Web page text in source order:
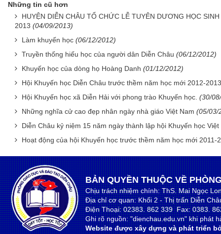
Những tin cũ hơn
HUYỆN DIỄN CHÂU TỔ CHỨC LỄ TUYÊN DƯƠNG HỌC
2013 (04/09/2013)
Làm khuyến học (06/12/2012)
Truyền thống hiếu học của người dân Diễn Châu (06/12/2012)
Khuyến học của dòng họ Hoàng Danh (01/12/2012)
Hội Khuyến học Diễn Châu trước thềm năm học mới 2012-2013
Hội Khuyến học xã Diễn Hải với phong trào Khuyến học. (30/
Những nghĩa cử cao đẹp nhân ngày nhà giáo Việt Nam (05/03/
Diễn Châu kỷ niệm 15 năm ngày thành lập hội Khuyến học
Hoạt động của hội Khuyến học trước thềm năm học mới 2011-
BẢN QUYỀN THUỘC VỀ
Chịu trách nhiệm chính: ThS. Mai Ngọc
Địa chỉ cơ quan: Khối 2 - Thị trấn Diễn
Điện Thoại: 02383. 862 339 Fax: 0383.
Ghi rõ nguồn: "dienchau.edu.vn" khi phát
Website được xây dựng và phát triển